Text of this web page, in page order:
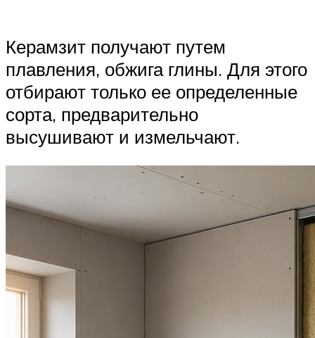
Керамзит получают путем
плавления, обжига глины. Для этого
отбирают только ее определенные
сорта, предварительно
высушивают и измельчают.